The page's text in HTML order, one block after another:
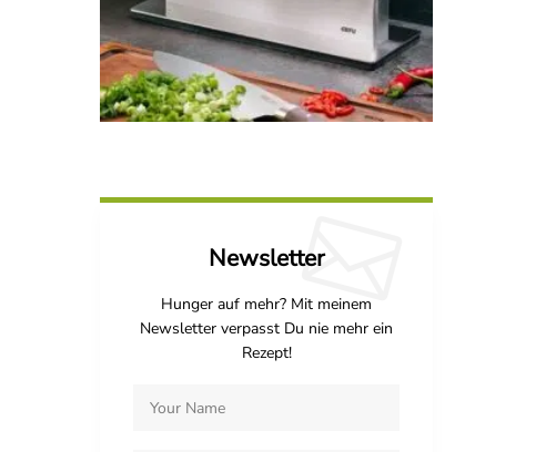
Newsletter
Hunger auf mehr? Mit meinem
Newsletter verpasst Du nie mehr ein
Rezept!